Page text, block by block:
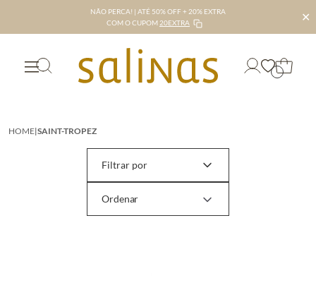
NÃO PERCA! | ATÉ 50% OFF + 20% EXTRA
COM O CUPOM 20EXTRA ✕
HOME|SAINT-TROPEZ
Filtrar por